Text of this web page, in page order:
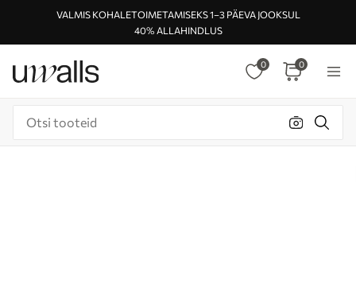
VALMIS KOHALETOIMETAMISEKS 1–3 PÄEVA JOOKSUL
40% ALLAHINDLUS
0 0